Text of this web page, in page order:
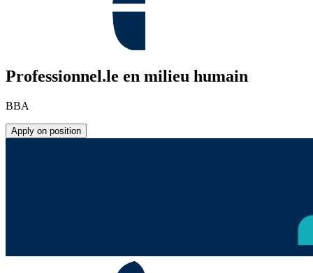
Professionnel.le en milieu humain
BBA
Apply on position